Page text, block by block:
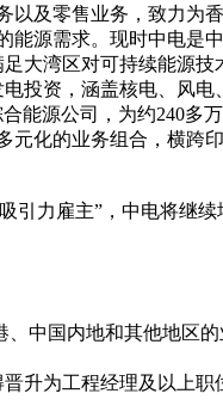
及零售业务，致力为
源需求。现时中电
大湾区对可持续能源
投资，涵盖核电、风电
能源公司，为约240多
化的业务组合，横跨
力雇主”，中电将继
中国内地和其他地区
为工程经理及以上